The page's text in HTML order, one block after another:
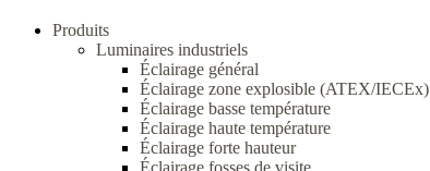
Produits
Luminaires industriels
Éclairage général
Éclairage zone explosible (ATEX/IECEx)
Éclairage basse température
Éclairage haute température
Éclairage forte hauteur
Éclairage fosses de visite